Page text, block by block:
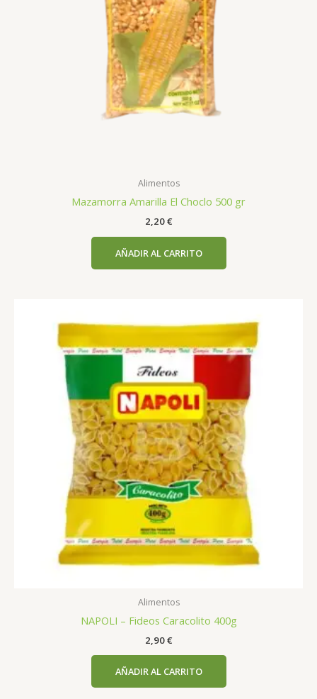
Alimentos
Mazamorra Amarilla El Choclo 500 gr
2,20€
AÑADIR AL CARRITO
Alimentos
NAPOLI – Fideos Caracolito 400g
2,90€
AÑADIR AL CARRITO